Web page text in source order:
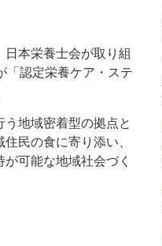
本栄養士会が取り組
「認定栄養ケア・ステ
地域密着型の拠点と
民の食に寄り添い、
可能な地域社会づく